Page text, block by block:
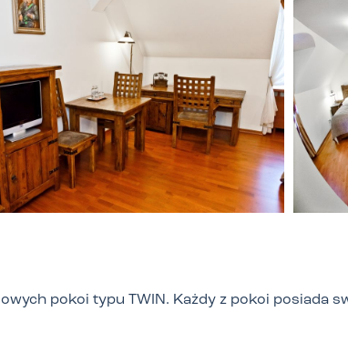
pokoi typu TWIN. Każdy z pokoi posiada